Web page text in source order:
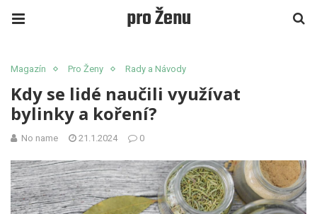
pro Ženu
Magazín Pro Ženy Rady a Návody
Kdy se lidé naučili využívat
bylinky a koření?
No name 21.1.2024 0